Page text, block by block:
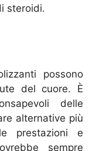
steroidi.
possono
del cuore. È
delle
alternative più
prestazioni e
sempre